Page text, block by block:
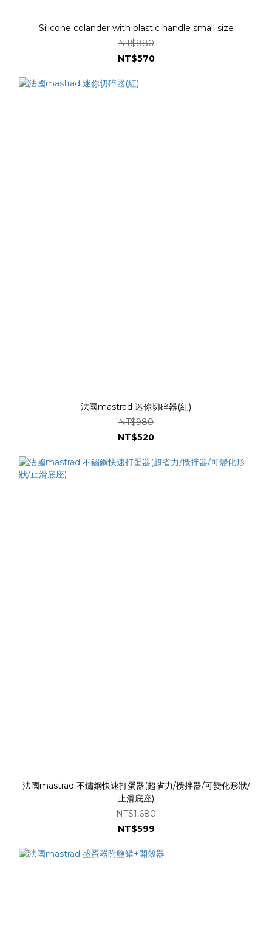
Silicone colander with plastic handle small size
NT$880
NT$570
法國mastrad 迷你切碎器(紅)
NT$980
NT$520
法國mastrad 不鏽鋼快速打蛋器(超省力/攪拌器/可變化形狀/
止滑底座)
NT$1,680
NT$599